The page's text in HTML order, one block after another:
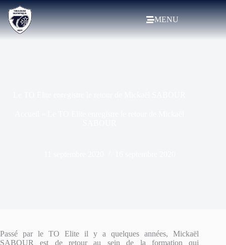
MENU
Passé par le TO Elite il y a quelques années, Mickaël
SABOUR est de retour au sein de la formation qui